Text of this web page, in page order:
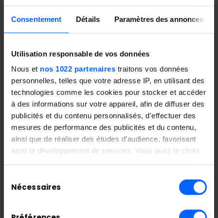
Consentement Détails Paramètres des annonces
Utilisation responsable de vos données
Nous et nos 1022 partenaires traitons vos données
personnelles, telles que votre adresse IP, en utilisant des
technologies comme les cookies pour stocker et accéder
à des informations sur votre appareil, afin de diffuser des
publicités et du contenu personnalisés, d'effectuer des
mesures de performance des publicités et du contenu,
ainsi que de réaliser des études d’audience, favorisant
ainsi le développement de services. Vous avez le choix
tout moment en consultant la Déclaration relative aux
cookies ou en cliquant sur l'icône de confidentialité.
Nécessaires
Retour sur la formation « Intégrer les
outils IA pour la création des images »
Prompt your Future, quand les étudiants
imaginent les futurs de l’éducation avec
l’IA
La promotion Mastère DPO relève le défi
de sensibiliser La Plateforme_ au RGPD
Le futur de l’IA n’est pas dans les
modèles. Il est dans la capacité à les
Les Talents en Recherche d’Alternance –
Édition #1, 2026